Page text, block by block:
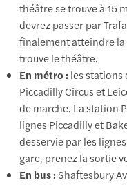
théâtre se trouve à 15
devrez passer par
finalement atteindre la
trouve le théâtre.
En métro : les stations
Piccadilly Circus et
de marche. La station
lignes Piccadilly et
desservie par les
gare, prenez la sortie
En bus : Shaftesbury